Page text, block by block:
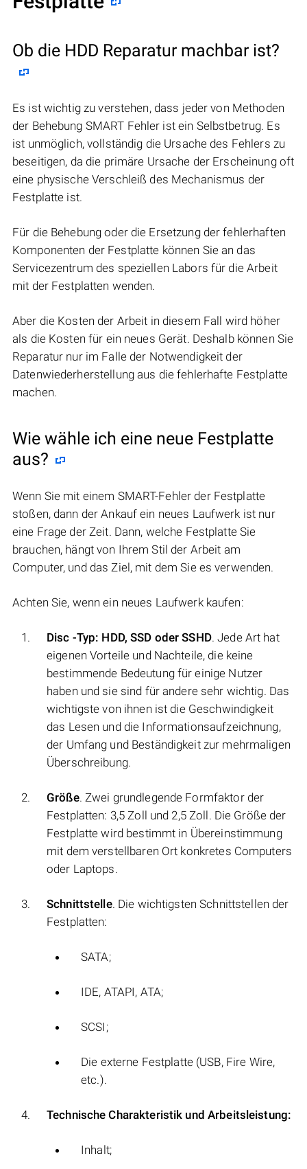
Ob die HDD Reparatur machbar ist?
Es ist wichtig zu verstehen, dass jeder von Methoden
der Behebung SMART Fehler ist ein Selbstbetrug. Es
ist unmöglich, vollständig die Ursache des Fehlers zu
beseitigen, da die primäre Ursache der Erscheinung oft
eine physische Verschleiß des Mechanismus der
Festplatte ist.
Für die Behebung oder die Ersetzung der fehlerhaften
Komponenten der Festplatte können Sie an das
Servicezentrum des speziellen Labors für die Arbeit
mit der Festplatten wenden.
Aber die Kosten der Arbeit in diesem Fall wird höher
als die Kosten für ein neues Gerät. Deshalb können Sie
Reparatur nur im Falle der Notwendigkeit der
Datenwiederherstellung aus die fehlerhafte Festplatte
machen.
Wie wähle ich eine neue Festplatte
aus?
Wenn Sie mit einem SMART-Fehler der Festplatte
stoßen, dann der Ankauf ein neues Laufwerk ist nur
eine Frage der Zeit. Dann, welche Festplatte Sie
brauchen, hängt von Ihrem Stil der Arbeit am
Computer, und das Ziel, mit dem Sie es verwenden.
Achten Sie, wenn ein neues Laufwerk kaufen:
Disc -Typ: HDD, SSD oder SSHD. Jede Art hat
eigenen Vorteile und Nachteile, die keine
bestimmende Bedeutung für einige Nutzer
haben und sie sind für andere sehr wichtig. Das
wichtigste von ihnen ist die Geschwindigkeit
das Lesen und die Informationsaufzeichnung,
der Umfang und Beständigkeit zur mehrmaligen
Überschreibung.
Größe. Zwei grundlegende Formfaktor der
Festplatten: 3,5 Zoll und 2,5 Zoll. Die Größe der
Festplatte wird bestimmt in Übereinstimmung
mit dem verstellbaren Ort konkretes Computers
oder Laptops.
Schnittstelle. Die wichtigsten Schnittstellen der
Festplatten:
SATA;
IDE, ATAPI, ATA;
SCSI;
Die externe Festplatte (USB, Fire Wire,
etc.).
Technische Charakteristik und Arbeitsleistung:
Inhalt;